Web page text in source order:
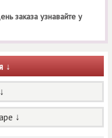
заказа узнавайте у